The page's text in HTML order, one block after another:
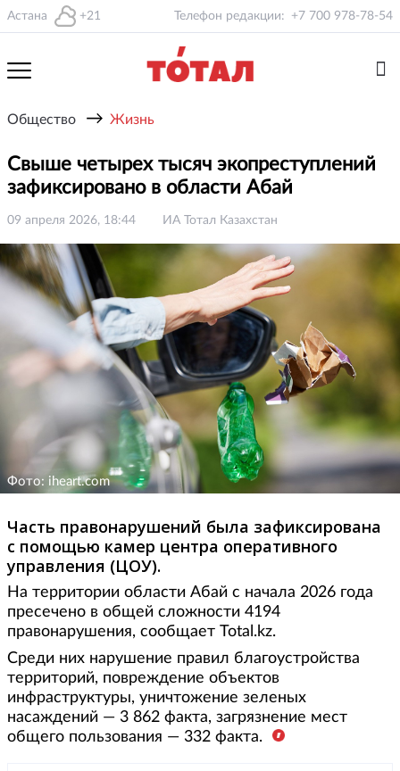
Астана +21 Телефон редакции: +7 700 978-78-54
Общество → Жизнь
Свыше четырех тысяч экопреступлений
зафиксировано в области Абай
09 апреля 2026, 18:44 ИА Тотал Казахстан
Фото: iheart.com
Часть правонарушений была зафиксирована
с помощью камер центра оперативного
управления (ЦОУ).
На территории области Абай с начала 2026 года
пресечено в общей сложности 4194
правонарушения, сообщает Total.kz.
Среди них нарушение правил благоустройства
территорий, повреждение объектов
инфраструктуры, уничтожение зеленых
насаждений — 3 862 факта, загрязнение мест
общего пользования — 332 факта.